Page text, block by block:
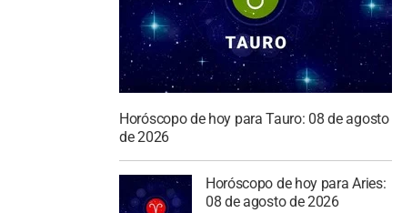
Horóscopo de hoy para Tauro: 08 de agosto
de 2026
Horóscopo de hoy para Aries:
08 de agosto de 2026